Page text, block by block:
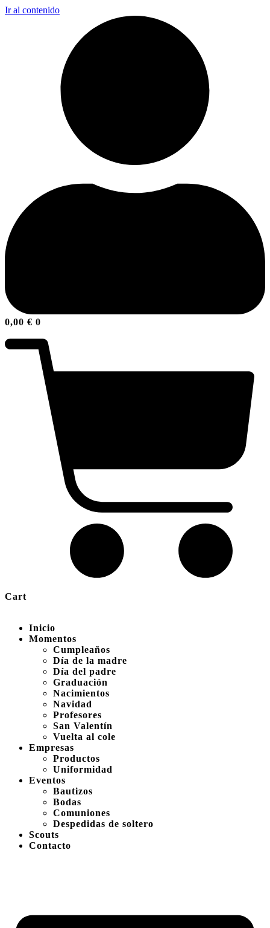
Ir al contenido
0,00 € 0
Cart
Inicio
Momentos
Cumpleaños
Día de la madre
Día del padre
Graduación
Nacimientos
Navidad
Profesores
San Valentín
Vuelta al cole
Empresas
Productos
Uniformidad
Eventos
Bautizos
Bodas
Comuniones
Despedidas de soltero
Scouts
Contacto